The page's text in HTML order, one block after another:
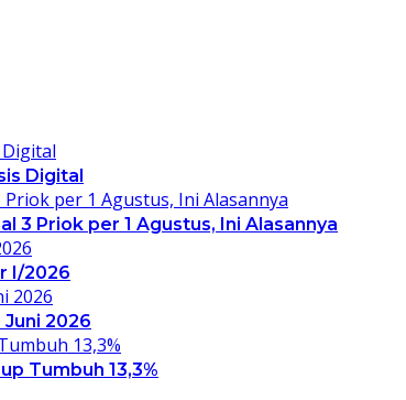
Digital
3 Priok per 1 Agustus, Ini Alasannya
I/2026
2026
Tumbuh 13,3%